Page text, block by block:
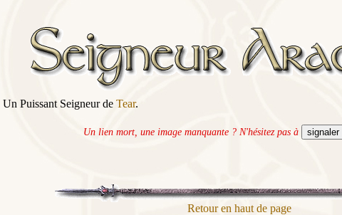
Un Puissant Seigneur de Tear.
Un lien mort, une image manquante ? N'hésitez pas à
Retour en haut de page